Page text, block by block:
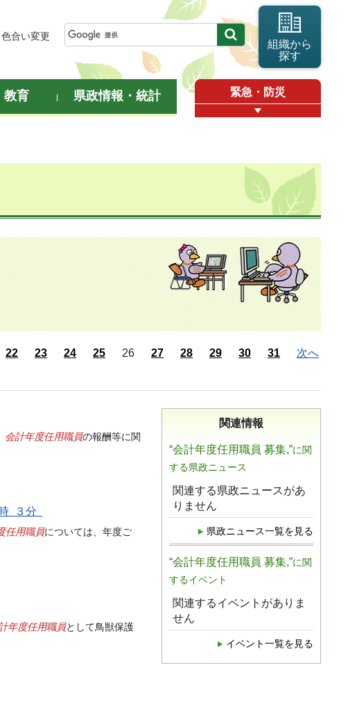
合い変更
組織から
探す
教育 県政情報・統計 緊急・防災
22 23 24 25 26 27 28 29 30 31 次へ
関連情報
“会計年度任用職員 募集,”に関
する県政ニュース
関連する県政ニュースがあ
りません
県政ニュース一覧を見る
“会計年度任用職員 募集,”に関
するイベント
関連するイベントがありま
せん
イベント一覧を見る
会計年度任用職員の報酬等に関
３分
任用職員については、年度ご
年度任用職員として鳥獣保護